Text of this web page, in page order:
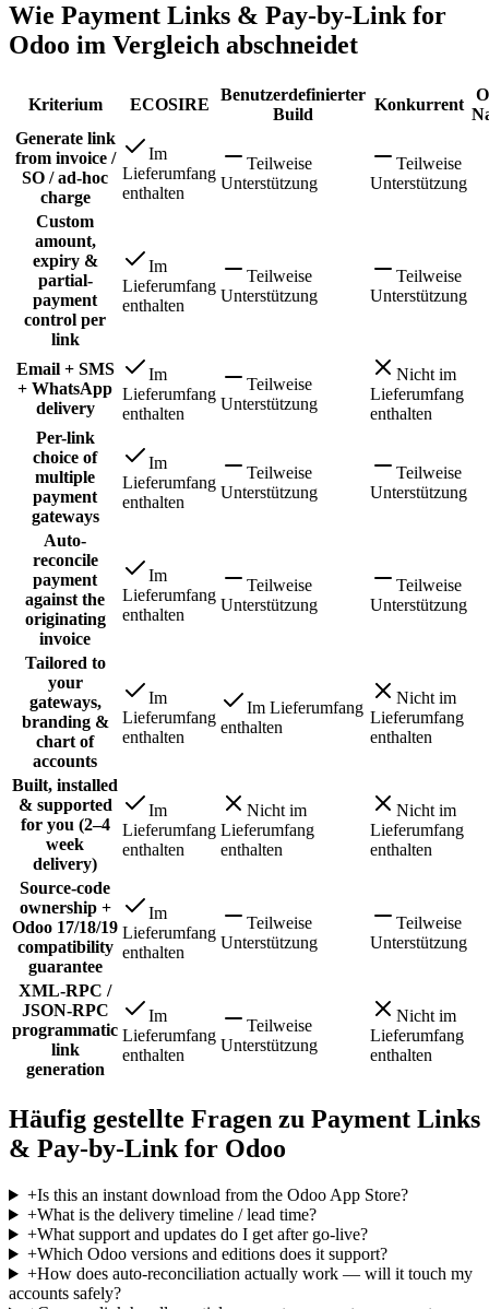
Wie Payment Links & Pay-by-Link for
Odoo im Vergleich abschneidet
Kriterium ECOSIRE
Benutzerdefinierter
Build
Konkurrent
Generate link
from invoice /
SO / ad-hoc
charge
Im
Lieferumfang
enthalten
Teilweise
Unterstützung
Teilweise
Unterstützung
Custom
amount,
expiry &
partial-
payment
control per
link
Im
Lieferumfang
enthalten
Teilweise
Unterstützung
Teilweise
Unterstützung
Email + SMS
+ WhatsApp
delivery
Im
Lieferumfang
enthalten
Teilweise
Unterstützung
Nicht im
Lieferumfang
enthalten
Per-link
choice of
multiple
payment
gateways
Im
Lieferumfang
enthalten
Teilweise
Unterstützung
Teilweise
Unterstützung
Auto-
reconcile
payment
against the
originating
invoice
Im
Lieferumfang
enthalten
Teilweise
Unterstützung
Teilweise
Unterstützung
Tailored to
your
gateways,
branding &
chart of
accounts
Im
Lieferumfang
enthalten
Im Lieferumfang
enthalten
Nicht im
Lieferumfang
enthalten
Built, installed
& supported
for you (2–4
week
delivery)
Im
Lieferumfang
enthalten
Nicht im
Lieferumfang
enthalten
Nicht im
Lieferumfang
enthalten
Source-code
ownership +
Odoo 17/18/19
compatibility
guarantee
Im
Lieferumfang
enthalten
Teilweise
Unterstützung
Teilweise
Unterstützung
XML-RPC /
JSON-RPC
programmatic
link
generation
Im
Lieferumfang
enthalten
Teilweise
Unterstützung
Nicht im
Lieferumfang
enthalten
Häufig gestellte Fragen zu Payment Links
& Pay-by-Link for Odoo
+Is this an instant download from the Odoo App Store?
+What is the delivery timeline / lead time?
+What support and updates do I get after go-live?
+Which Odoo versions and editions does it support?
+How does auto-reconciliation actually work — will it touch my
accounts safely?